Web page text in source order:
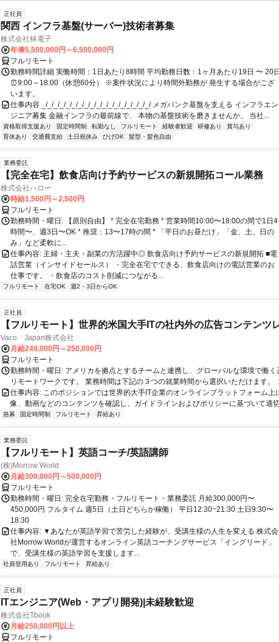
正社員
関西 インフラ基盤(サーバー)技術者募集
株式会社林電子
年俸5,500,000円～6,500,000円
フルリモート
勤務時間詳細 実働時間：1日あたり8時間 平均勤務日数：1ヶ月あたり19日 〜 20日
⏰9:00～18:00（休憩60分） ※案件状況により時間外勤務が 発生する場合がござ
います。
仕事内容 _/_/_/_/_/_/_/_/_/_/_/_/_/_/_/_/_/_/ メガバンク基盤を支える インフラエン
ジニア募集 金融インフラの最前線で、 本物の基盤技術を磨きませんか。 当社...
資格取得支援あり 固定時間制 転勤なし フルリモート 経験者歓迎 研修あり
賞与あり
育休あり
交通費支給 土日祝休み ひげOK 髪型・髪色自由
業務委託
【完全在宅】飲食店向け予約サービスの新規開拓コール業務
株式会社ハロー
時給1,500円～2,500円
フルリモート
勤務時間・曜日: 【原則自由】 * 完全在宅勤務 * 営業時間10:00〜18:00の間で1日4
時間〜、週3日〜OK * 推奨：13〜17時の間 * 「平日のお昼だけ」「金、土、日の
み」など柔軟に...
仕事内容: 主婦・主夫・副業の方活躍中◎ 飲食店向け予約サービスの新規開拓 ■電
話営業（インサイドセールス） ・完全在宅でできる、飲食店向けの電話営業のお
仕事です。 ・飲食店のコスト削減につながる...
フルリモート 在宅OK 週2・3日からOK
正社員
【フルリモート】世界的米国大手ITの社内外の広告コンテンツ
Vaco Japan株式会社
月給249,000円～250,000円
フルリモート
勤務時間・曜日: アメリカを拠点とするチームと連携し、グローバルな環境で働
リモートワークです。 業務時間は下記の３つの就業時間から選択いただけます。
仕事内容: このポジションでは世界的大手IT企業のオンラインプラットフォーム上
像、動画などのコンテンツを確認し、ガイドラインおよびポリシーに基づいて適
急募 固定時間制 フルリモート 昇給あり
業務委託
【フルリモート】英語コーチ/英語講師
(株)Morrow World
月給300,000円～500,000円
フルリモート
勤務時間・曜日: 完全在宅勤務・フルリモート・業務委託 月給300,000円〜
450,000円 フルタイム 週5日（土日どちらか稼働） 平日12:30~21:30 土日9:30〜
18:30
仕事内容: ▼あなたが英語学習で苦労した経験が、受講生様の人生を変える 株式会
社Morrow Worldが運営するオンライン英語コーチングサービス「イングリード」
で、受講生様の英語学習を支援します...
社員登用あり フルリモート 昇給あり
正社員
ITエンジニア(Web・アプリ開発)|未経験歓迎
株式会社Tbook
月給250,000円以上
フルリモート